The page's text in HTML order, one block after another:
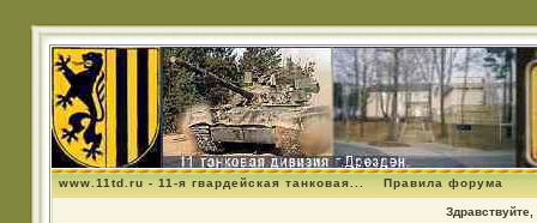
www.11td.ru - 11-я гвардейская танковая... Правила форума
Здравствуйте,